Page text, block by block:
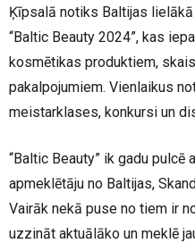
Ķīpsalā notiks Baltijas
“Baltic Beauty 2024”, kas
kosmētikas produktiem,
pakalpojumiem. Vienlaikus
meistarklases, konkursi un
“Baltic Beauty” ik gadu
apmeklētāju no Baltijas,
Vairāk nekā puse no tiem ir
uzzināt aktuālāko un meklē